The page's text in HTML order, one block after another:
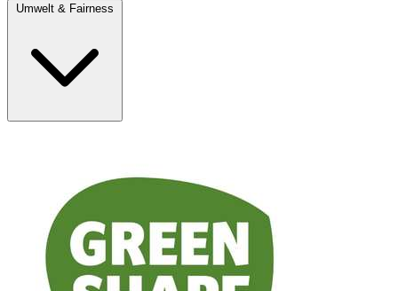
Umwelt & Fairness